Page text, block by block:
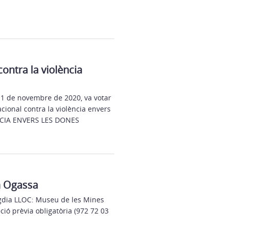
la violència
de novembre de 2020, va votar
contra la violència envers
ENVERS LES DONES
LLOC: Museu de les Mines
prèvia obligatòria (972 72 03